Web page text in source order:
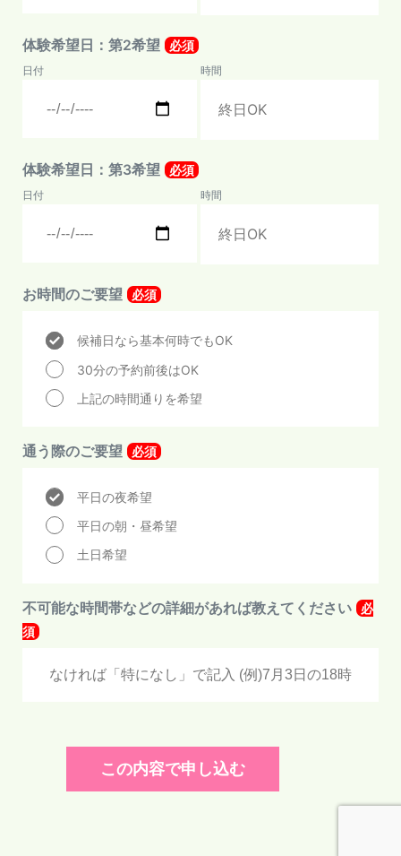
体験希望日：第2希望 必須
日付 時間
体験希望日：第3希望 必須
日付 時間
お時間のご要望 必須
候補日なら基本何時でもOK
30分の予約前後はOK
上記の時間通りを希望
通う際のご要望 必須
平日の夜希望
平日の朝・昼希望
土日希望
不可能な時間帯などの詳細があれば教えてください
必
須